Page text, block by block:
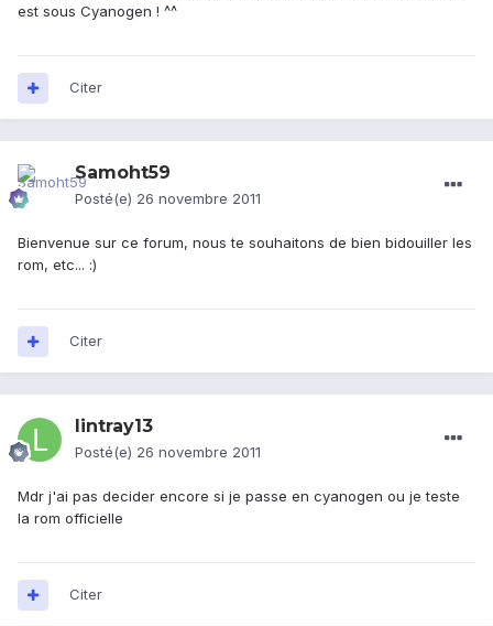
est sous Cyanogen ! ^^
Citer
Samoht59
Posté(e) 26 novembre 2011
Bienvenue sur ce forum, nous te souhaitons de bien bidouiller les
rom, etc... :)
Citer
lintray13
Posté(e) 26 novembre 2011
Mdr j'ai pas decider encore si je passe en cyanogen ou je teste
la rom officielle
Citer